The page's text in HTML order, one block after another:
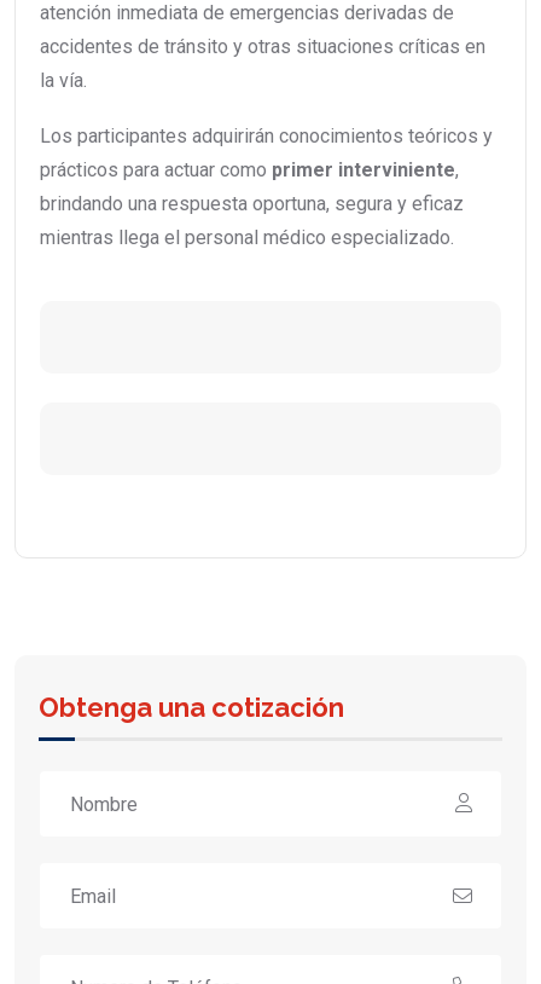
atención inmediata de emergencias derivadas de
accidentes de tránsito y otras situaciones críticas en
la vía.
Los participantes adquirirán conocimientos teóricos y
prácticos para actuar como primer interviniente,
brindando una respuesta oportuna, segura y eficaz
mientras llega el personal médico especializado.
Obtenga una cotización